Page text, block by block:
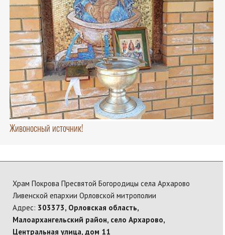
Живоносный источник!
Храм Покрова Пресвятой Богородицы села Архарово
Ливенской епархии Орловской митрополии
Адрес: 303373, Орловская область,
Малоархангельский район, село Архарово,
Центральная улица, дом 11